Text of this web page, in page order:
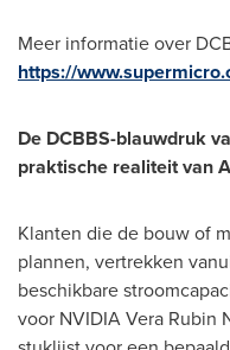
Meer informatie over
https://
De DCBBS-blauwdruk
praktische realiteit van
Klanten die de bouw of
plannen, vertrekken
beschikbare
voor NVIDIA Vera Rubin